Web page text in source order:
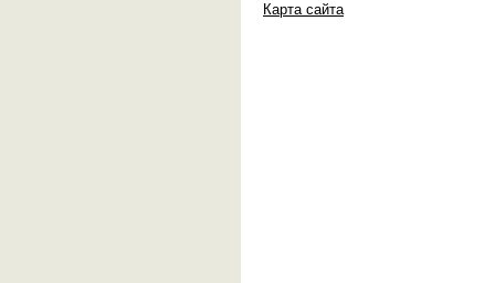
Карта сайта